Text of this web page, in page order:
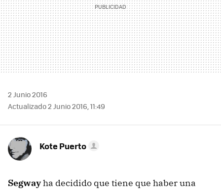
2 Junio 2016
Actualizado 2 Junio 2016, 11:49
Kote Puerto
Segwayha decidido que tiene que haber una